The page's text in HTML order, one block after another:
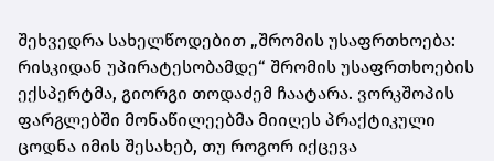
შეხვედრა სახელწოდებით „შრომის უსაფრთხოება:
რისკიდან უპირატესობამდე“ შრომის უსაფრთხოების
ექსპერტმა, გიორგი თოდაძემ ჩაატარა. ვორკშოპის
ფარგლებში მონაწილეებმა მიიღეს პრაქტიკული
ცოდნა იმის შესახებ, თუ როგორ იქცევა